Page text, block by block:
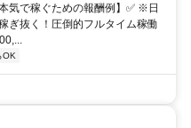
気で稼ぐための報酬例】✅ ※日
ぎ抜く！圧倒的フルタイム稼働
OK